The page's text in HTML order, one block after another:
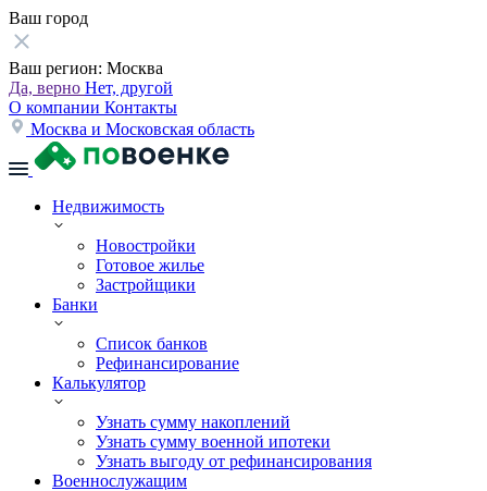
Ваш город
Ваш регион: Москва
Да, верно Нет, другой
О компании Контакты
Москва и Московская область
Недвижимость
Новостройки
Готовое жилье
Застройщики
Банки
Список банков
Рефинансирование
Калькулятор
Узнать сумму накоплений
Узнать сумму военной ипотеки
Узнать выгоду от рефинансирования
Военнослужащим